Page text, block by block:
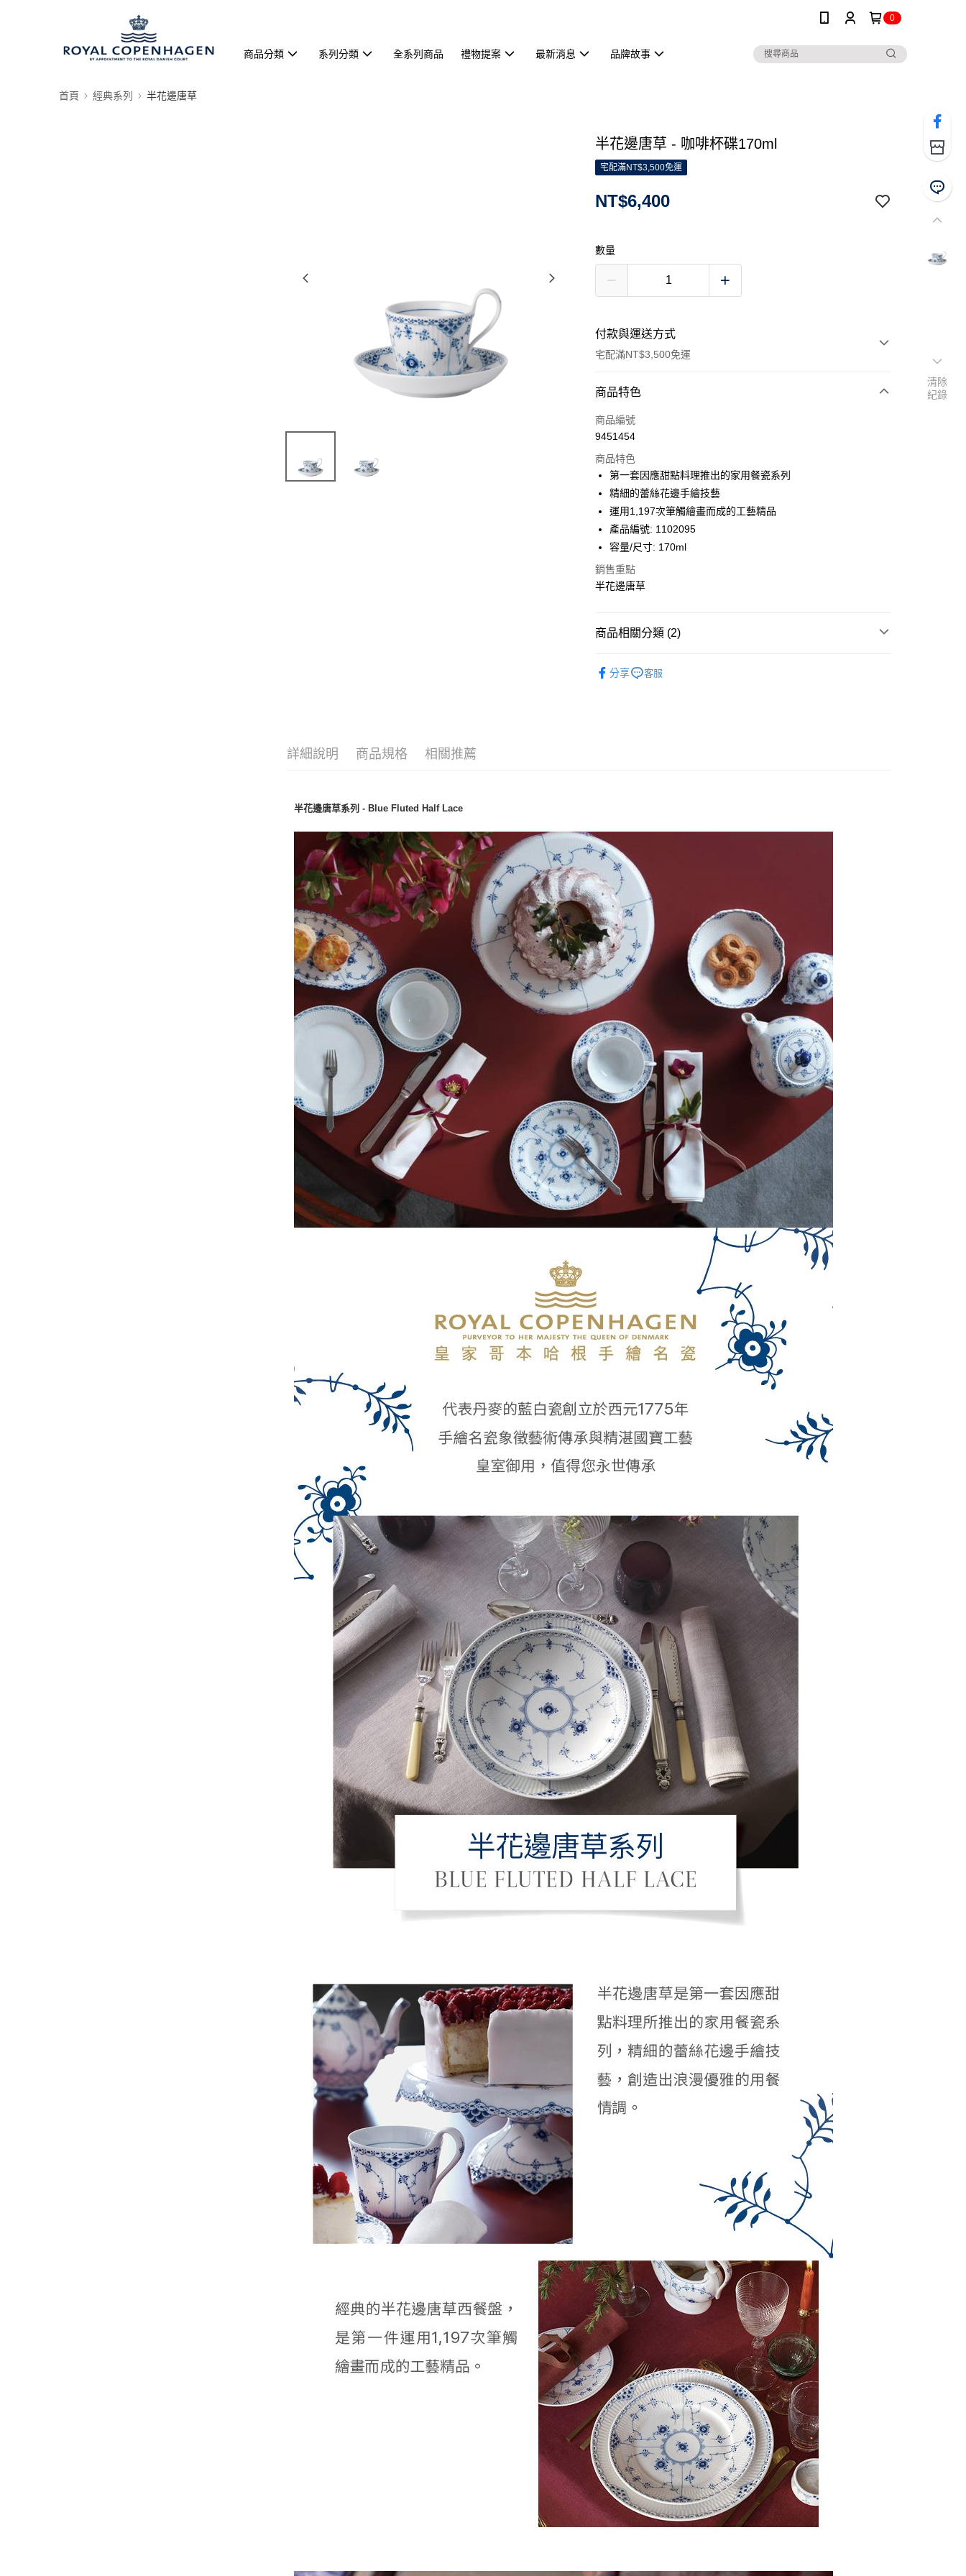
0
商品分類 系列分類 全系列商品 禮物提案 最新消息 品牌故事
首頁 經典系列 半花邊唐草
半花邊唐草 - 咖啡杯碟170ml
宅配滿NT$3,500免運
NT$6,400
數量
付款與運送方式
宅配滿NT$3,500免運
付款方式
信用卡一次付款
3 期 0 利率 每期 NT$2,133
合作金庫商業銀行
華南商業銀行
彰化商業銀行
國泰世華商業銀行
臺灣中小企業銀行
匯豐（台灣）商業銀行
聯邦商業銀行
台新國際商業銀行
台灣樂天信用卡公司
LINE Pay
運送方式
黑貓宅急便
商品特色
商品編號
9451454
商品特色
第一套因應甜點料理推出的家用餐瓷系列
精細的蕾絲花邊手繪技藝
運用1,197次筆觸繪畫而成的工藝精品
產品編號: 1102095
容量/尺寸: 170ml
銷售重點
半花邊唐草
商品相關分類 (2)
分享 客服
詳細說明 商品規格 相關推薦
半花邊唐草系列 - Blue Fluted Half Lace
清除
紀錄